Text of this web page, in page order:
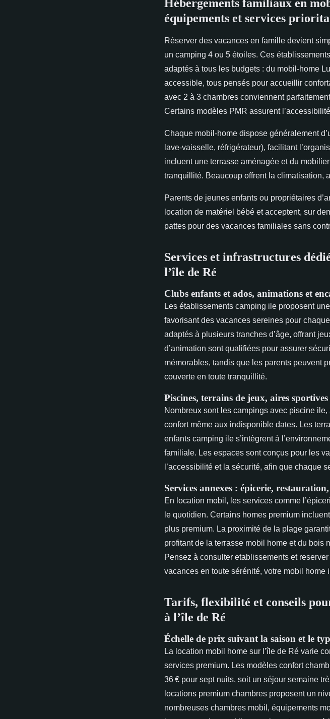
Hébergements familiaux en
équipements et services
Réserver des vacances en famille devient
un camping 4 ou 5 étoiles. Ces
adaptés à tous les budgets : du mobil-home
accessible, tous pensés pour accueillir
avec 2 à 3 chambres conviennent
Certains modèles PMR assurent
Chaque mobil-home dispose généralement
lave-vaisselle, réfrigérateur), facilitant
incluent une terrasse aménagée et du
tranquillité. Beaucoup offrent la climatisation,
Parents de jeunes enfants ou propriétaires
location de matériel bébé et acceptent, sur
pattes pour des vacances familiales sans
Services et infrastructures
l’île de Ré
Clubs enfants et ados, animations et
Les établissements camping ile proposent
favorisant des vacances sereines pour
adaptés à plusieurs tranches d’âge, offrant
d’animation sont qualifiées pour assurer
mémorables, tandis que les parents peuvent
couverte en toute tranquillité.
Piscines, terrains de jeux, aires sportives
Nombreux sont les campings avec piscine
confort même aux indisponible dates. Les
enfants camping ile s’intègrent à
familiale. Les espaces sont conçus pour les
l’accessibilité et la sécurité, afin que chaque
Services annexes : épicerie,
En location mobil, les services comme
le quotidien. Certains homes premium
plus premium. La proximité de la plage
profitant de la terrasse mobil home et du bois
Pensez à consulter etablissements et
vacances en toute sérénité, votre mobil home
Tarifs, flexibilité et conseils
à l’île de Ré
Échelle de prix suivant la saison et le
La location mobil home sur l’île de Ré varie
services premium. Les modèles confort
36 € pour sept nuits, soit un séjour semaine
locations premium chambres proposent un
nombreuses chambres mobil, équipements